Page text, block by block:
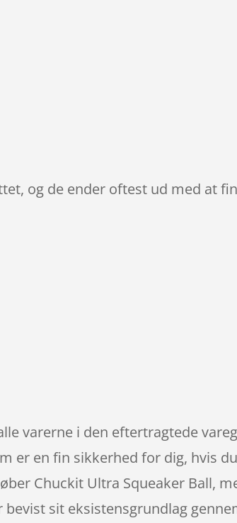
og de ender oftest ud med at
varerne i den eftertragtede
er en fin sikkerhed for dig, hvis
Chuckit Ultra Squeaker Ball,
sit eksistensgrundlag